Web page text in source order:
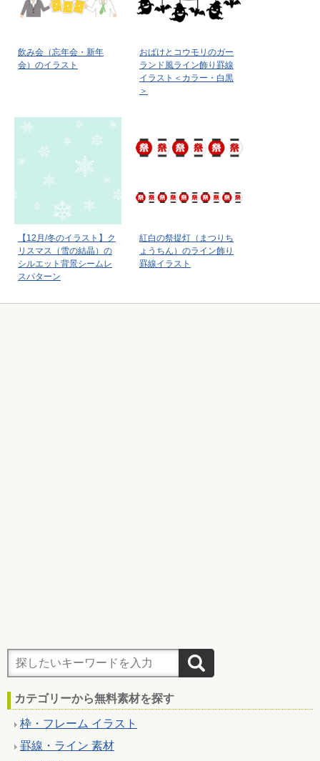
飲み会（忘年会・新年
会）のイラスト
おばけとコウモリのガー
ランド風ライン飾り罫線
イラスト＜カラー・白黒
＞
【12月/冬のイラスト】ク
リスマス（雪の結晶）の
シルエット背景シームレ
スパターン
紅白の祭提灯（まつりち
ょうちん）のライン飾り
罫線イラスト
カテゴリーから無料素材を探す
枠・フレーム イラスト
罫線・ライン 素材